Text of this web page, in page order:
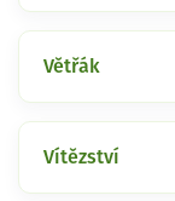
Větřák
Vítězství